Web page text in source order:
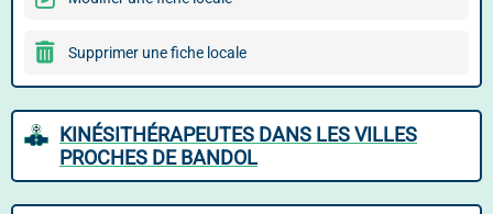
Supprimer une fiche locale
KINÉSITHÉRAPEUTES DANS LES VILLES
PROCHES DE BANDOL